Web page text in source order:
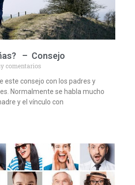
– Consejo
comentarios
este consejo con los padres y
Normalmente se habla mucho
y el vínculo con